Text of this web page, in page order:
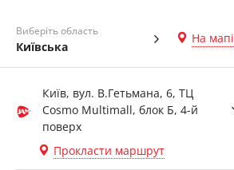
Виберіть область
Київська
На мапі
Київ, вул. В.Гетьмана, 6, ТЦ
Cosmo Multimall, блок Б, 4-й
поверх
Прокласти маршрут